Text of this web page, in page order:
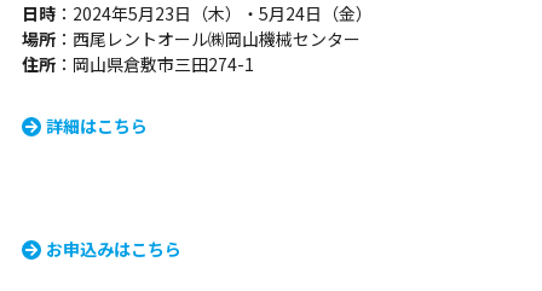
日時 ：2024年5月23日（木）・5月24日（金）
場所 ：西尾レントオール㈱岡山機械センター
住所 ：岡山県倉敷市三田274-1
詳細はこちら
お申込みはこちら